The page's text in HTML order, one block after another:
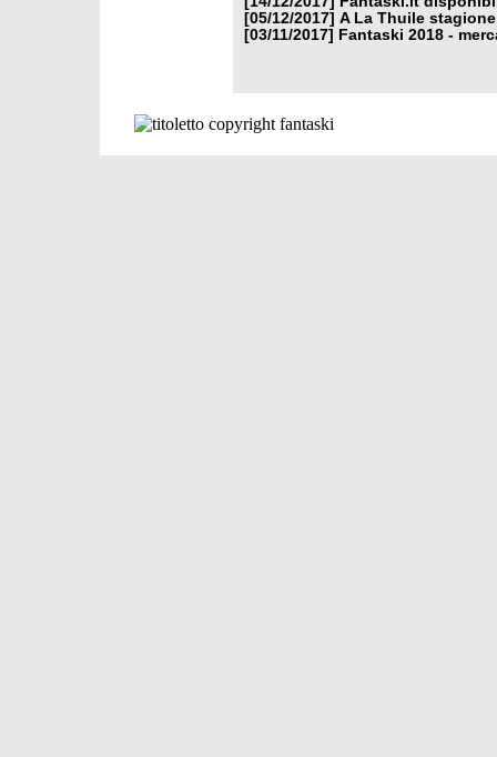
[05/12/2017] A La Thuile
[03/11/2017]
Fantaski 2018 -